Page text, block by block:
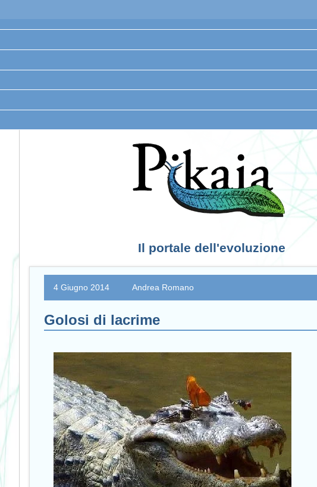
Il portale dell'evoluzione
4 Giugno 2014 Andrea Romano
Golosi di lacrime